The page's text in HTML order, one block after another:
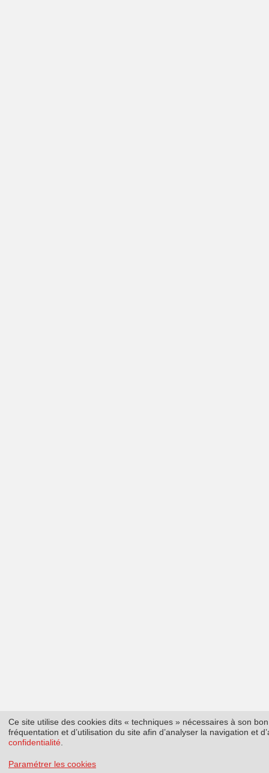
Ce site utilise des cookies dits « techniques » nécessaires à son
fréquentation et d’utilisation du site afin d’analyser la navigation et
confidentialité
Paramétrer les cookies